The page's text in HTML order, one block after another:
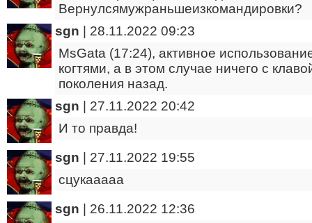
Вернулсямужраньшеизкомандировки?
sgn
28.11.2022 09:23
MsGata (17:24), активное
когтями, а в этом случае ничего с
поколения назад.
sgn
27.11.2022 20:42
И то правда!
sgn
27.11.2022 19:55
сцукааааа
sgn
26.11.2022 12:36